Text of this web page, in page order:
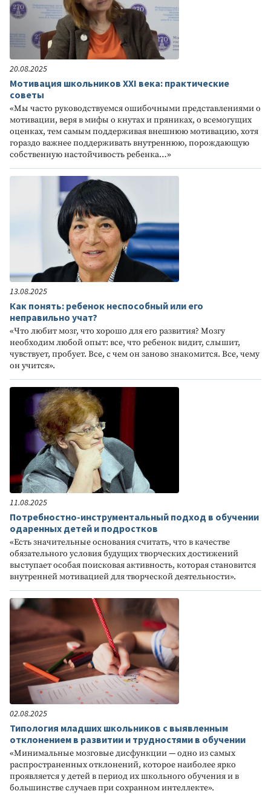
20.08.2025
Мотивация школьников XXI века: практические
советы
«Мы часто руководствуемся ошибочными представлениями о
мотивации, веря в мифы о кнутах и пряниках, о всемогущих
оценках, тем самым поддерживая внешнюю мотивацию, хотя
гораздо важнее поддерживать внутреннюю, порождающую
собственную настойчивость ребенка…»
13.08.2025
Как понять: ребенок неспособный или его
неправильно учат?
«Что любит мозг, что хорошо для его развития? Мозгу
необходим любой опыт: все, что ребенок видит, слышит,
чувствует, пробует. Все, с чем он заново знакомится. Все, чему
он учится».
11.08.2025
Потребностно-инструментальный подход в обучении
одаренных детей и подростков
«Есть значительные основания считать, что в качестве
обязательного условия будущих творческих достижений
выступает особая поисковая активность, которая становится
внутренней мотивацией для творческой деятельности».
02.08.2025
Типология младших школьников с выявленным
отклонением в развитии и трудностями в обучении
«Минимальные мозговые дисфункции — одно из самых
распространенных отклонений, которое наиболее ярко
проявляется у детей в период их школьного обучения и в
большинстве случаев при сохранном интеллекте».